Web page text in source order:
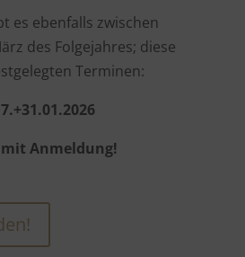
es ebenfalls zwischen
des Folgejahres; diese
Terminen:
.+31.01.2026
Anmeldung!